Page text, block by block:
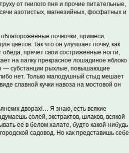
от гнилого пня и прочие питательные,
азотистых, магнезийных, фосфатных и
почвочки, примеси,
цветов. Так что он улучшает почву, как
прячет свои состриженные ногти,
на палку прекрасное лошадиное яблоко
— субстанции рыхлые, повышающие
нет. Только малодушный стыд мешает
славной кучки навоза на мостовой он
дворах!… Я знаю, есть всякие
солей, экстрактов, шлаков, всякой
ее в белом халате, будто какой-нибудь
садовод. Но как представишь себе